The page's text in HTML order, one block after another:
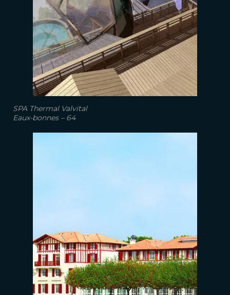
SPA Thermal Valvital
Eaux-bonnes – 64